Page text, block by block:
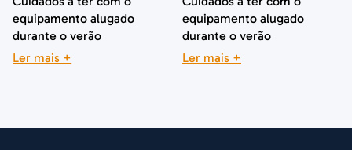
equipamento alugado
durante o verão
Ler mais +
equipamento alugado
durante o verão
Ler mais +